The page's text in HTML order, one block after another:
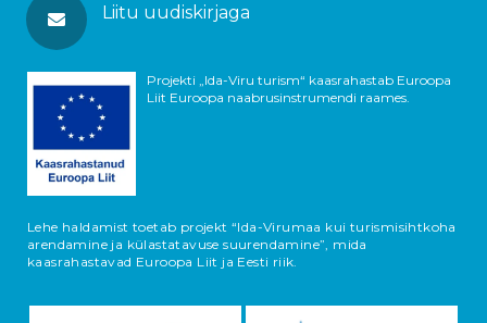
Liitu uudiskirjaga
Projekti „Ida-Viru turism“ kaasrahastab Euroopa
Liit Euroopa naabrusinstrumendi raames.
Lehe haldamist toetab projekt “Ida-Virumaa kui turismisihtkoha
arendamine ja külastatavuse suurendamine”, mida
kaasrahastavad Euroopa Liit ja Eesti riik.